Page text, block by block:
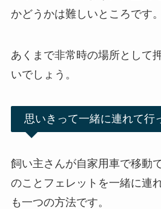
かどうかは難しいところです。
あくまで非常時の場所として
いでしょう。
思いきって一緒に連れて行
飼い主さんが自家用車で移動
のことフェレットを一緒に連
も一つの方法です。